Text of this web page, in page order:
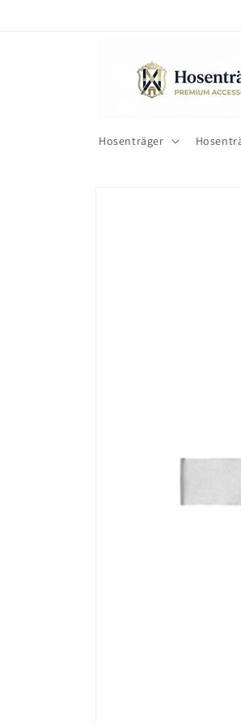
Hosenträger